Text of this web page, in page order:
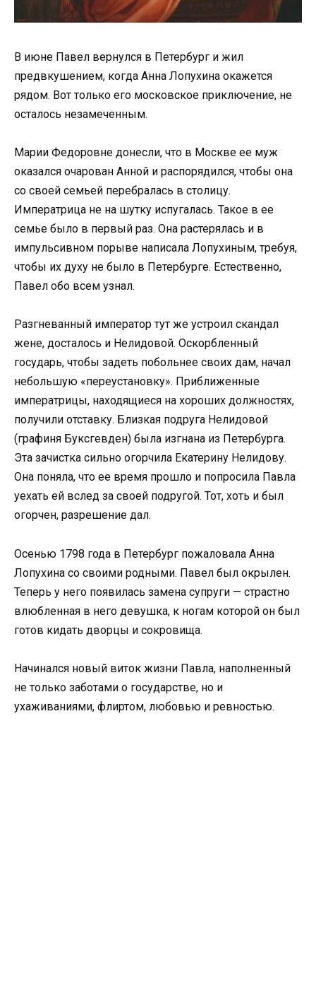
В июне Павел вернулся в Петербург и жил
предвкушением, когда Анна Лопухина окажется
рядом. Вот только его московское приключение, не
осталось незамеченным.
Марии Федоровне донесли, что в Москве ее муж
оказался очарован Анной и распорядился, чтобы она
со своей семьей перебралась в столицу.
Императрица не на шутку испугалась. Такое в ее
семье было в первый раз. Она растерялась и в
импульсивном порыве написала Лопухиным, требуя,
чтобы их духу не было в Петербурге. Естественно,
Павел обо всем узнал.
Разгневанный император тут же устроил скандал
жене, досталось и Нелидовой. Оскорбленный
государь, чтобы задеть побольнее своих дам, начал
небольшую «переустановку». Приближенные
императрицы, находящиеся на хороших должностях,
получили отставку. Близкая подруга Нелидовой
(графиня Буксгевден) была изгнана из Петербурга.
Эта зачистка сильно огорчила Екатерину Нелидову.
Она поняла, что ее время прошло и попросила Павла
уехать ей вслед за своей подругой. Тот, хоть и был
огорчен, разрешение дал.
Осенью 1798 года в Петербург пожаловала Анна
Лопухина со своими родными. Павел был окрылен.
Теперь у него появилась замена супруги — страстно
влюбленная в него девушка, к ногам которой он был
готов кидать дворцы и сокровища.
Начинался новый виток жизни Павла, наполненный
не только заботами о государстве, но и
ухаживаниями, флиртом, любовью и ревностью.